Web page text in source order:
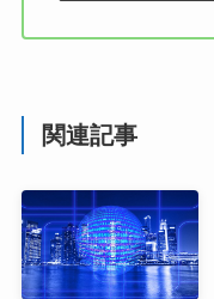
関連記事